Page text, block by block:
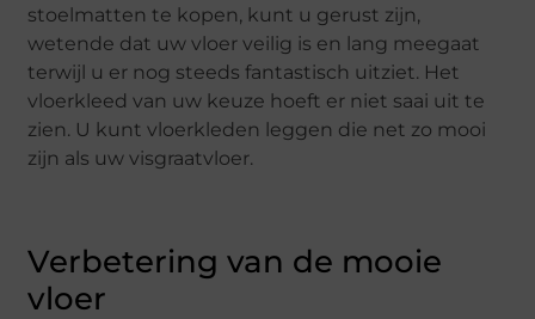
stoelmatten te kopen, kunt u gerust zijn,
wetende dat uw vloer veilig is en lang meegaat
terwijl u er nog steeds fantastisch uitziet. Het
vloerkleed van uw keuze hoeft er niet saai uit te
zien. U kunt vloerkleden leggen die net zo mooi
zijn als uw visgraatvloer.
Verbetering van de mooie
vloer